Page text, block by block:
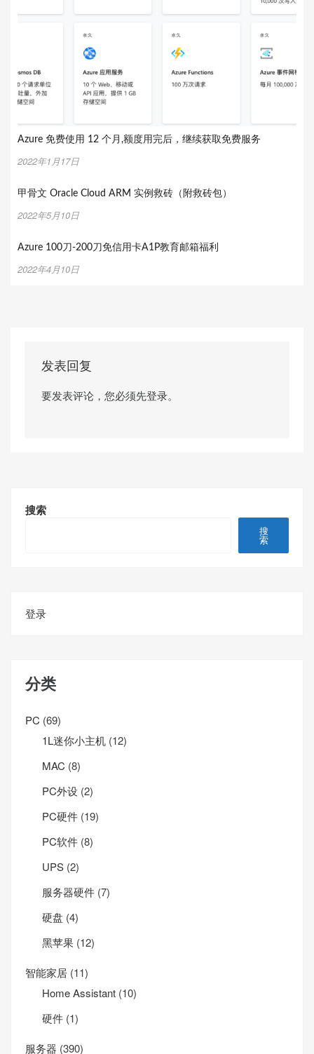
Azure 免费使用 12 个月,额度用完后，继续获取免费服务
2022年1月17日
甲骨文 Oracle Cloud ARM 实例救砖（附救砖包）
2022年5月10日
Azure 100刀-200刀免信用卡A1P教育邮箱福利
2022年4月10日
发表回复
要发表评论，您必须先登录。
搜索
搜
索
登录
分类
PC (69)
1L迷你小主机 (12)
MAC (8)
PC外设 (2)
PC硬件 (19)
PC软件 (8)
UPS (2)
服务器硬件 (7)
硬盘 (4)
黑苹果 (12)
智能家居 (11)
Home Assistant (10)
硬件 (1)
服务器 (390)